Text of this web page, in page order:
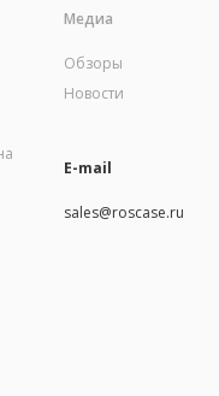
Медиа
Обзоры
Новости
E-mail
sales@roscase.ru